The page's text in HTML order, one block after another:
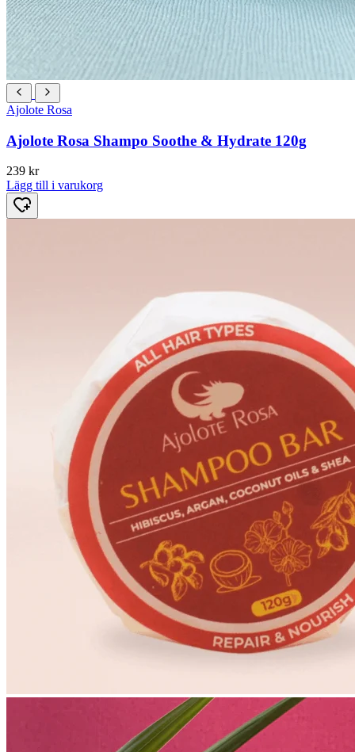
Ajolote Rosa
Ajolote Rosa Shampo Soothe & Hydrate 120g
239 kr
Lägg till i varukorg